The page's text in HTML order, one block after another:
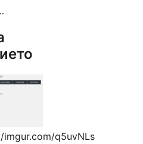
imgur.com/q5uvNLs